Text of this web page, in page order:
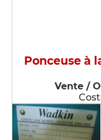
Ponceuse à
Vente /